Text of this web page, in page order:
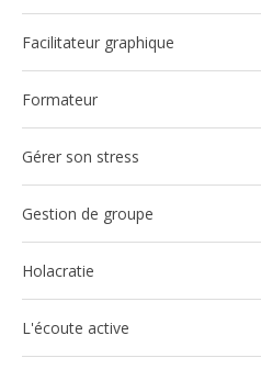
Facilitateur graphique
Formateur
Gérer son stress
Gestion de groupe
Holacratie
l'écoute active